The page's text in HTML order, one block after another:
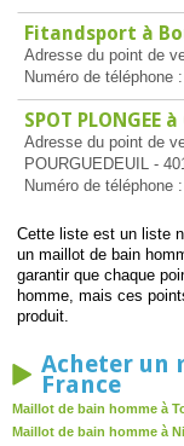
Fitandsport à
Adresse du point de
Numéro de téléphone :
SPOT PLONGEE
Adresse du point de
POURGUEDEUIL -
Numéro de téléphone :
Cette liste est un liste
un maillot de bain
garantir que chaque
homme, mais ces
produit.
Acheter un
France
Maillot de bain homme à
Maillot de bain homme à